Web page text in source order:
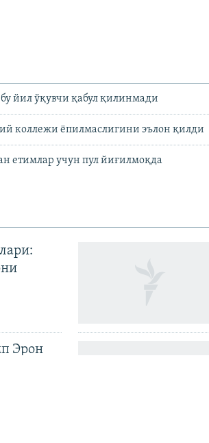
йил ўқувчи қабул қилинмади
коллежи ëпилмаслигини эълон қилди
етимлар учун пул йиғилмоқда
Эрон